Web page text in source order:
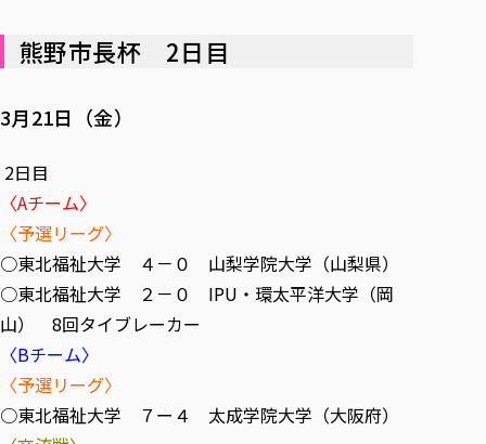
熊野市長杯 2日目
3月21日（金）
2日目
〈Aチーム〉
〈予選リーグ〉
○東北福祉大学 ４－０ 山梨学院大学（山梨県）
○東北福祉大学 ２－０ IPU・環太平洋大学（岡
山） 8回タイブレーカー
〈Bチーム〉
〈予選リーグ〉
○東北福祉大学 ７ー４ 太成学院大学（大阪府）